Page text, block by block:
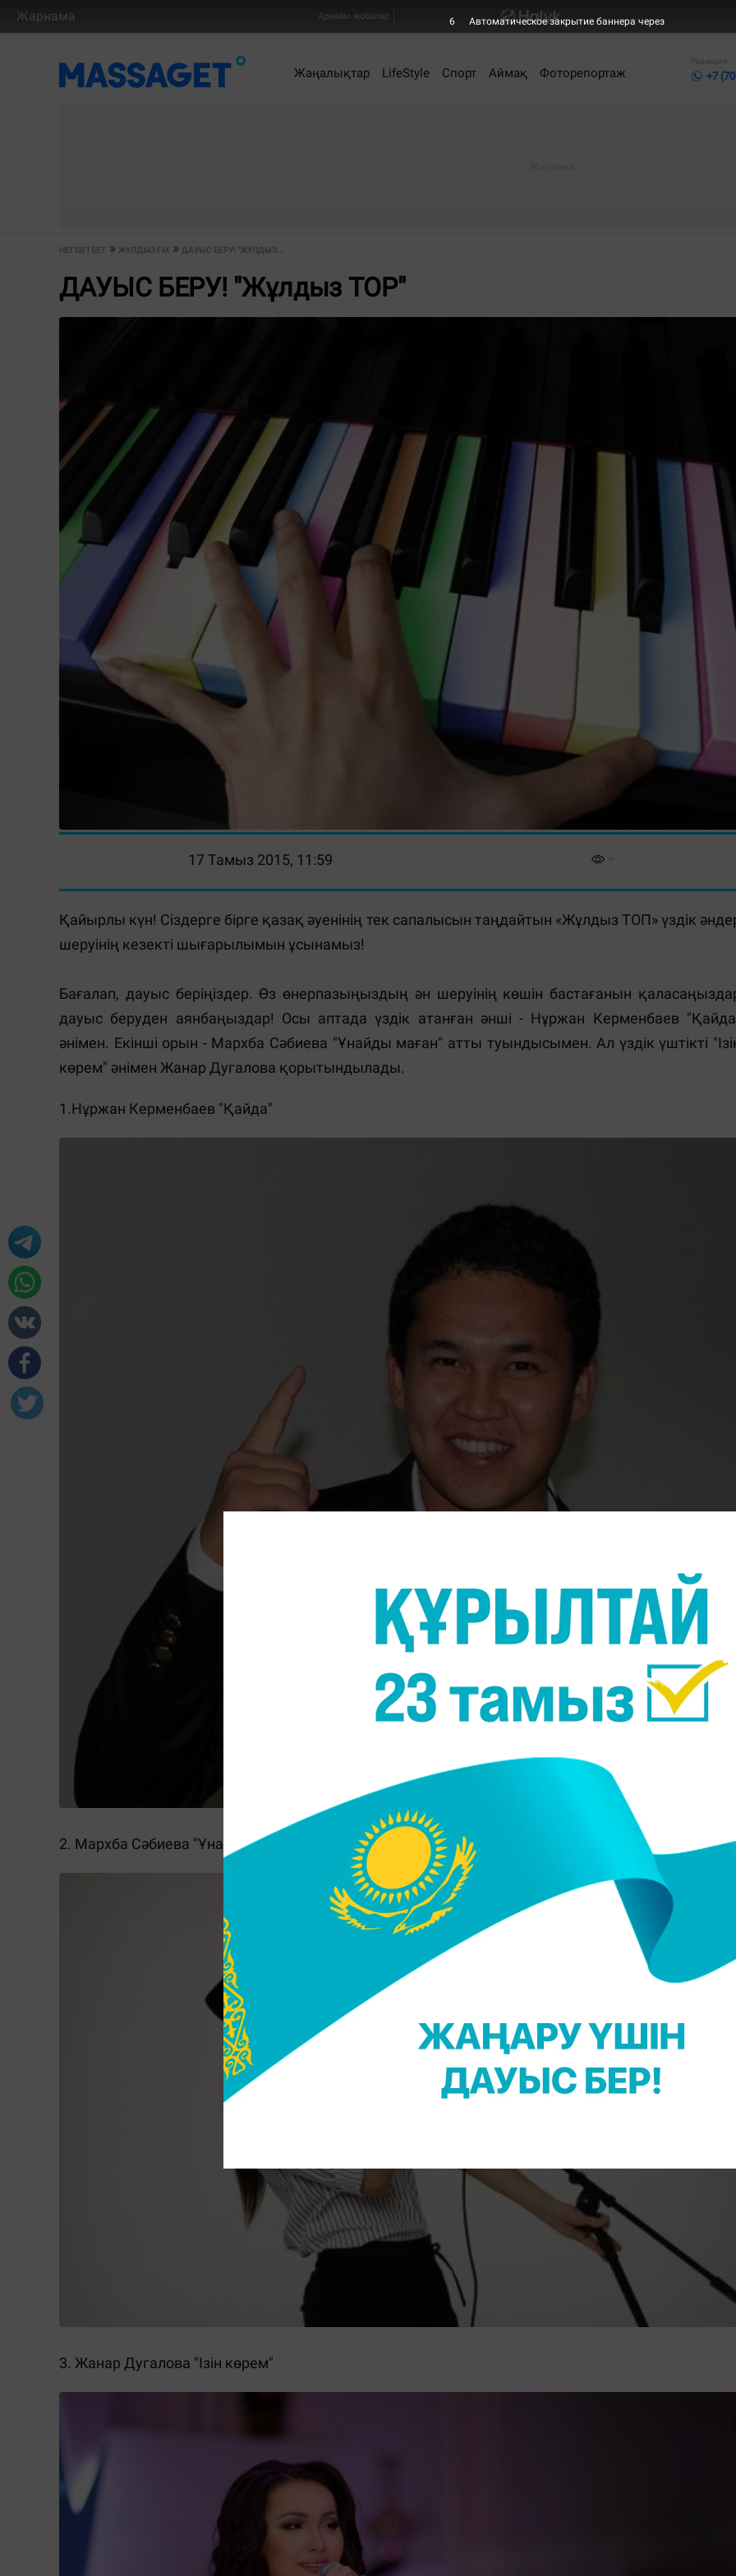
Жарнама Арнайы жобалар
Жаңалықтар LifeStyle Спорт Аймақ Фоторепортаж
Редакция
+7
НЕГІЗГІ БЕТ ЖҰЛДЫЗ FM ДАУЫС БЕРУ! "ЖҰЛДЫЗ...
ДАУЫС БЕРУ! "Жұлдыз ТОР"
17 Тамыз 2015, 11:59
Қайырлы күн! Сіздерге бірге қазақ әуенінің тек сапалысын таңдайтын «Жұлдыз ТОП» үздік
шеруінің кезекті шығарылымын ұсынамыз!
Бағалап, дауыс беріңіздер. Өз өнерпазыңыздың ән шеруінің көшін бастағанын
дауыс беруден аянбаңыздар! Осы аптада үздік атанған әнші - Нұржан Керменбаев
әнімен. Екінші орын - Мархба Сәбиева "Ұнайды маған" атты туындысымен. Ал үздік үштікті
көрем" әнімен Жанар Дугалова қорытындылады.
1.Нұржан Керменбаев "Қайда"
2. Мархба Сәбиева "Ұнайды маған"
3. Жанар Дугалова "Ізін көрем"
4 Автоматическое закрытие баннера через